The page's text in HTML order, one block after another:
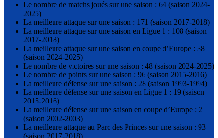
Le nombre de matchs joués sur une saison : 64 (saison 2024-
2025)
La meilleure attaque sur une saison : 171 (saison 2017-2018)
La meilleure attaque sur une saison en Ligue 1 : 108 (saison
2017-2018)
La meilleure attaque sur une saison en coupe d’Europe : 38
(saison 2024-2025)
Le nombre de victoires sur une saison : 48 (saison 2024-2025)
Le nombre de points sur une saison : 96 (saison 2015-2016)
La meilleure défense sur une saison : 28 (saison 1993-1994)
La meilleure défense sur une saison en Ligue 1 : 19 (saison
2015-2016)
La meilleure défense sur une saison en coupe d’Europe : 2
(saison 2002-2003)
La meilleure attaque au Parc des Princes sur une saison : 93
(saison 2017-2018)